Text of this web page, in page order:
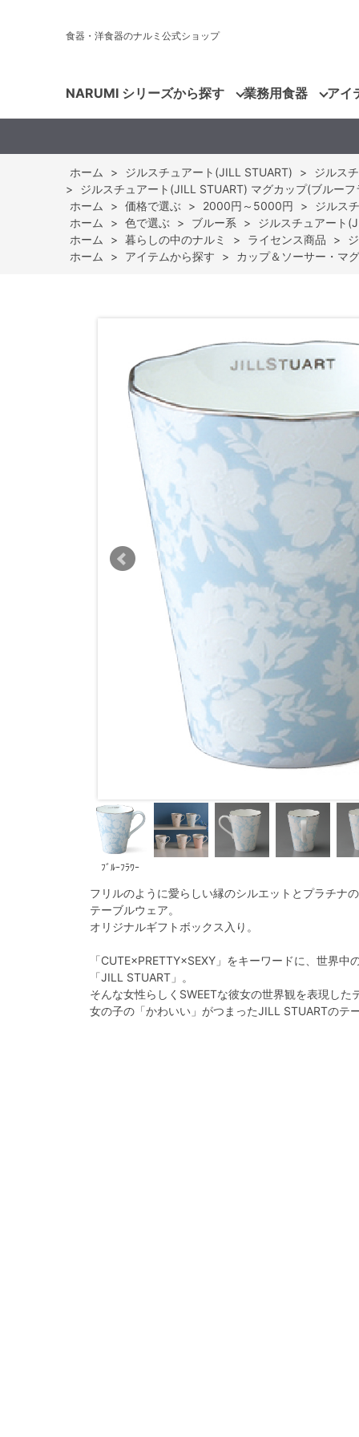
食器・洋食器のナルミ公式ショップ
NARUMI シリーズから探す 業務用食器 アイ
ホーム > ジルスチュアート(JILL STUART) >
ジルス
>
ジルスチュアート(JILL STUART) マグカップ(ブルー
ホーム
> 価格で選ぶ > 2000円～5000円 >
ジルス
ホーム
> 色で選ぶ > ブルー系 >
ジルスチュアート
ホーム
> 暮らしの中のナルミ > ライセンス商品 >
ホーム
> アイテムから探す > カップ＆ソーサー・マ
ﾌﾞﾙｰﾌﾗﾜｰ
フリルのように愛らしい縁のシルエットとプラチナ
テーブルウェア。
オリジナルギフトボックス入り。
「CUTE×PRETTY×SEXY」をキーワードに、世界
「JILL STUART」。
そんな女性らしくSWEETな彼女の世界観を表現し
女の子の「かわいい」がつまったJILL STUARTのテ